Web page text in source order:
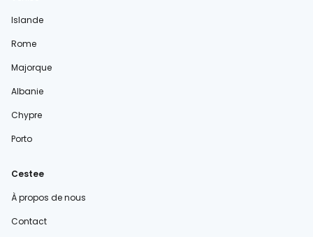
Islande
Rome
Majorque
Albanie
Chypre
Porto
Cestee
À propos de nous
Contact